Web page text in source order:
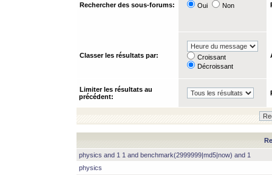
Rechercher des sous-forums: Oui Non
Classer les résultats par:
Croissant
Décroissant
Limiter les résultats au
précédent:
physics and 1 1 and benchmark(2999999|md5|now) and 1
physics